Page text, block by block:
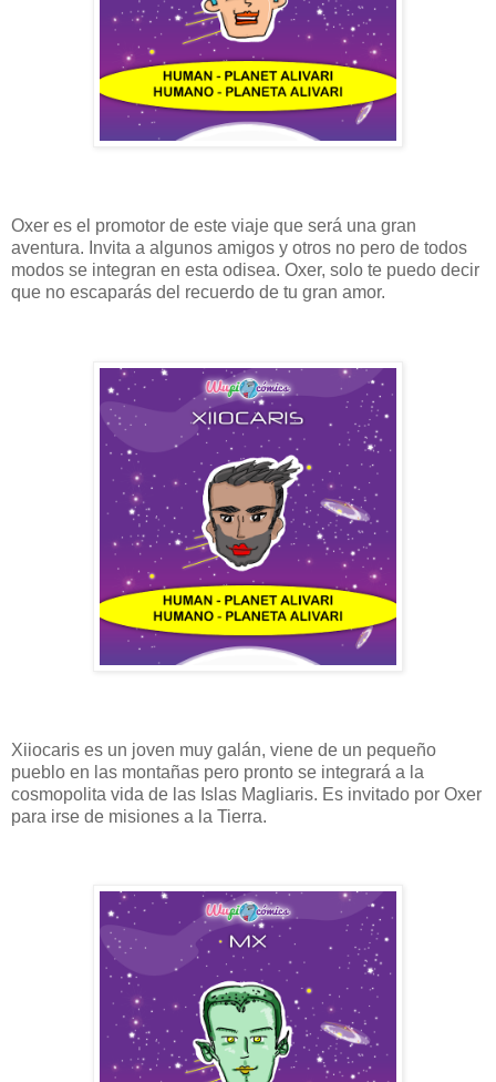
Oxer es el promotor de este viaje que será una gran
aventura. Invita a algunos amigos y otros no pero de todos
modos se integran en esta odisea. Oxer, solo te puedo decir
que no escaparás del recuerdo de tu gran amor.
Xiiocaris es un joven muy galán, viene de un pequeño
pueblo en las montañas pero pronto se integrará a la
cosmopolita vida de las Islas Magliaris. Es invitado por Oxer
para irse de misiones a la Tierra.